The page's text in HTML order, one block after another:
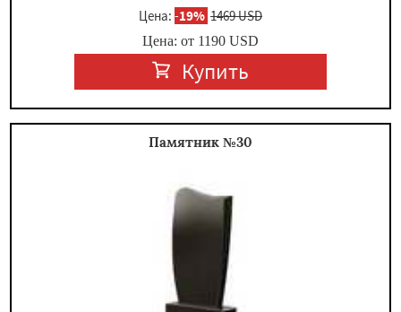
Цена: -19% 1469 USD
Цена: от 1190 USD
Купить
Памятник №30